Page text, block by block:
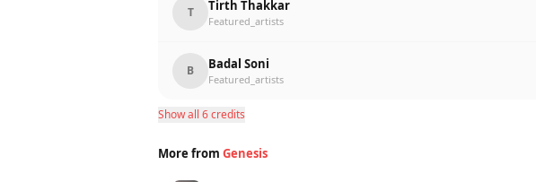
T Tirth Thakkar
Featured_artists
B Badal Soni
Featured_artists
Show all 6 credits
More from Genesis